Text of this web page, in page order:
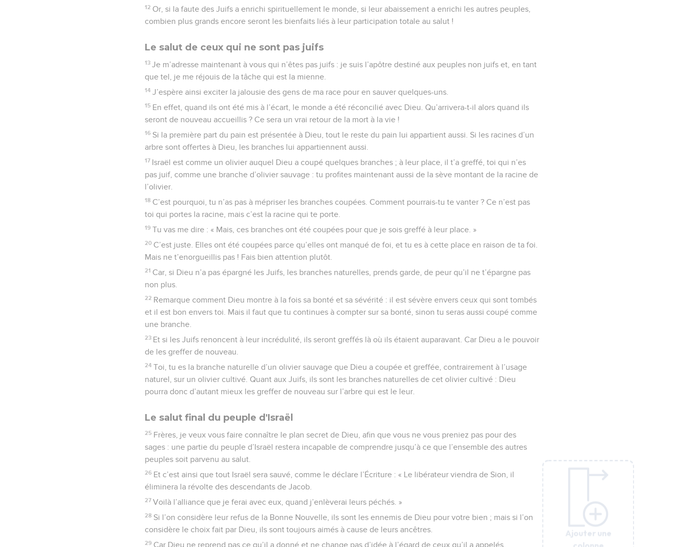
Ajouter une
12 Or, si la faute des Juifs a enrichi spirituellement le monde, si leur abaissement a enrichi les autres peuples,
combien plus grands encore seront les bienfaits liés à leur participation totale au salut !
Le salut de ceux qui ne sont pas juifs
13 Je m’adresse maintenant à vous qui n’êtes pas juifs : je suis l’apôtre destiné aux peuples non juifs et, en tant
que tel, je me réjouis de la tâche qui est la mienne.
14 J’espère ainsi exciter la jalousie des gens de ma race pour en sauver quelques-uns.
15 En effet, quand ils ont été mis à l’écart, le monde a été réconcilié avec Dieu. Qu’arrivera-t-il alors quand ils
seront de nouveau accueillis ? Ce sera un vrai retour de la mort à la vie !
16 Si la première part du pain est présentée à Dieu, tout le reste du pain lui appartient aussi. Si les racines d’un
arbre sont offertes à Dieu, les branches lui appartiennent aussi.
17 Israël est comme un olivier auquel Dieu a coupé quelques branches ; à leur place, il t’a greffé, toi qui n’es
pas juif, comme une branche d’olivier sauvage : tu profites maintenant aussi de la sève montant de la racine de
l’olivier.
18 C’est pourquoi, tu n’as pas à mépriser les branches coupées. Comment pourrais-tu te vanter ? Ce n’est pas
toi qui portes la racine, mais c’est la racine qui te porte.
19 Tu vas me dire : « Mais, ces branches ont été coupées pour que je sois greffé à leur place. »
20 C’est juste. Elles ont été coupées parce qu’elles ont manqué de foi, et tu es à cette place en raison de ta foi.
Mais ne t’enorgueillis pas ! Fais bien attention plutôt.
21 Car, si Dieu n’a pas épargné les Juifs, les branches naturelles, prends garde, de peur qu’il ne t’épargne pas
non plus.
22 Remarque comment Dieu montre à la fois sa bonté et sa sévérité : il est sévère envers ceux qui sont tombés
et il est bon envers toi. Mais il faut que tu continues à compter sur sa bonté, sinon tu seras aussi coupé comme
une branche.
23 Et si les Juifs renoncent à leur incrédulité, ils seront greffés là où ils étaient auparavant. Car Dieu a le pouvoir
de les greffer de nouveau.
24 Toi, tu es la branche naturelle d’un olivier sauvage que Dieu a coupée et greffée, contrairement à l’usage
naturel, sur un olivier cultivé. Quant aux Juifs, ils sont les branches naturelles de cet olivier cultivé : Dieu
pourra donc d’autant mieux les greffer de nouveau sur l’arbre qui est le leur.
Le salut final du peuple d'Israël
25 Frères, je veux vous faire connaître le plan secret de Dieu, afin que vous ne vous preniez pas pour des
sages : une partie du peuple d’Israël restera incapable de comprendre jusqu’à ce que l’ensemble des autres
peuples soit parvenu au salut.
26 Et c’est ainsi que tout Israël sera sauvé, comme le déclare l’Écriture : « Le libérateur viendra de Sion, il
éliminera la révolte des descendants de Jacob.
27 Voilà l’alliance que je ferai avec eux, quand j’enlèverai leurs péchés. »
28 Si l’on considère leur refus de la Bonne Nouvelle, ils sont les ennemis de Dieu pour votre bien ; mais si l’on
considère le choix fait par Dieu, ils sont toujours aimés à cause de leurs ancêtres.
29 Car Dieu ne reprend pas ce qu’il a donné et ne change pas d’idée à l’égard de ceux qu’il a appelés.
Ajouter une
Ajouter une
Ajouter une
Ajouter une
Ajouter une